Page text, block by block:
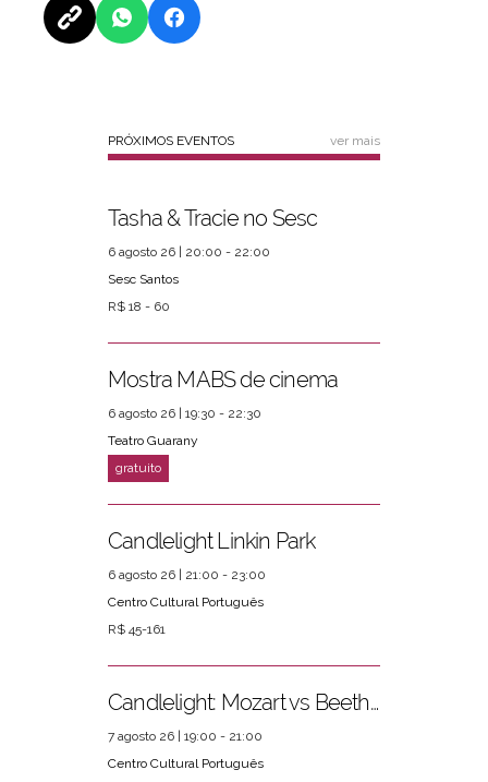
PRÓXIMOS EVENTOS ver mais
Tasha & Tracie no Sesc
6 agosto 26 | 20:00 - 22:00
Sesc Santos
R$ 18 - 60
Mostra MABS de cinema
6 agosto 26 | 19:30 - 22:30
Teatro Guarany
Candlelight Linkin Park
6 agosto 26 | 21:00 - 23:00
Centro Cultural Português
R$ 45-161
Candlelight: Mozart vs Beethoven
7 agosto 26 | 19:00 - 21:00
Centro Cultural Português